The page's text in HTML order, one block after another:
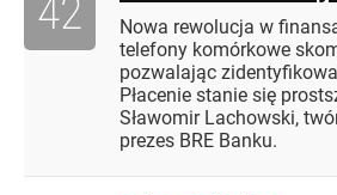
Nowa rewolucja w
telefony komórkowe
pozwalając
Płacenie stanie się
Sławomir Lachowski,
prezes BRE Banku.
42